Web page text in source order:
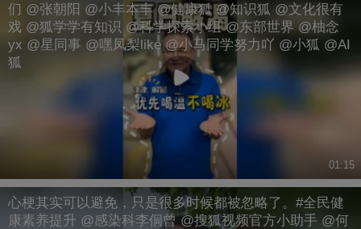
们 @张朝阳 @小丰本丰 @健康狐 @知识狐 @文化很有
戏 @狐学学有知识 @科学探索小组 @东部世界 @柚念
yx @星同事 @嘿凤梨like @小马同学努力吖 @小狐 @AI
狐
01:15
心梗其实可以避免，只是很多时候都被忽略了。#全民健
康素养提升 @感染科李侗曾 @搜狐视频官方小助手 @何